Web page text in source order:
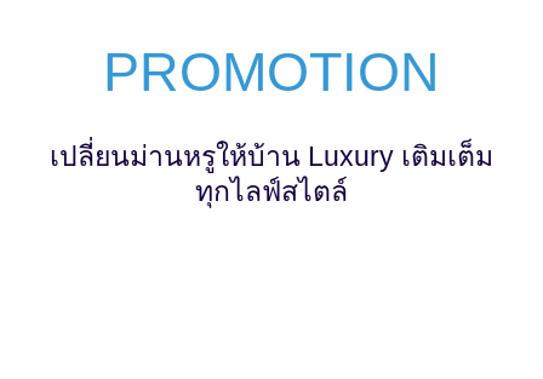
PROMOTION
เปลี่ยนม่านหรูให้บ้าน Luxury เติมเต็ม
ทุกไลฟ์สไตล์